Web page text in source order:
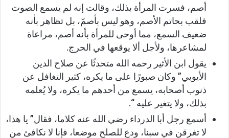
أصم، فسرت المرأة بذلك، وقالت إنه لم يسمع الصوت
فلقب بحاتم الأصم، وهو ليس بأصمّ، بل تظاهر بأنه
ضعيف السمع، مما أوحى للمرأة بأنه أصم، مراعاة
لمشاعرها، ولأجل ألا يوقعها في الحرج.
يقول ابن الأثير رحمه الله متحدثًا عن صلاح الدين
الأيوبي” وكان صبورًا على ما يكره، كثير التغافل عن
ذنوب أصحابه، يسمع من أحدهم ما يكره، ولا يُعلمه
بذلك، ولا يتغير عليه “.
أسمع رجل أبا الدرداء رضي الله عنه كلاما، فقال” يا هذا،
لا تغرقن في سبنا، ودع للصلح موضعا، فإنا لا نكافئ من